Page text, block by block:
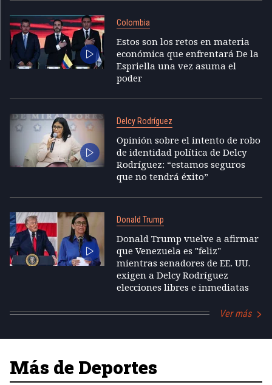
Colombia
Estos son los retos en materia
económica que enfrentará De la
Espriella una vez asuma el
poder
Delcy Rodríguez
Opinión sobre el intento de robo
de identidad política de Delcy
Rodríguez: “estamos seguros
que no tendrá éxito”
Donald Trump
Donald Trump vuelve a afirmar
que Venezuela es "feliz"
mientras senadores de EE. UU.
exigen a Delcy Rodríguez
elecciones libres e inmediatas
Ver más
Más de Deportes